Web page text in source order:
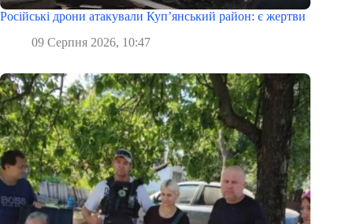
Російські дрони атакували Куп’янський район: є жертви
09 Серпня 2026, 10:47